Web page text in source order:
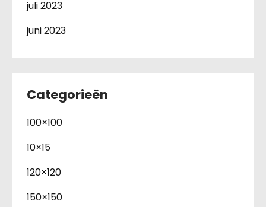
juli 2023
juni 2023
Categorieën
100×100
10×15
120×120
150×150